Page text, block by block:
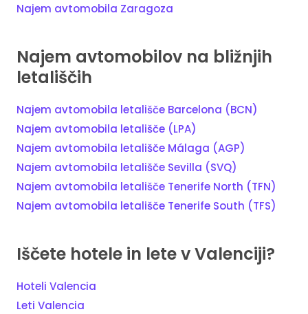
Najem avtomobila Zaragoza
Najem avtomobilov na bližnjih
letališčih
Najem avtomobila letališče Barcelona (BCN)
Najem avtomobila letališče (LPA)
Najem avtomobila letališče Málaga (AGP)
Najem avtomobila letališče Sevilla (SVQ)
Najem avtomobila letališče Tenerife North (TFN)
Najem avtomobila letališče Tenerife South (TFS)
Iščete hotele in lete v Valenciji?
Hoteli Valencia
Leti Valencia